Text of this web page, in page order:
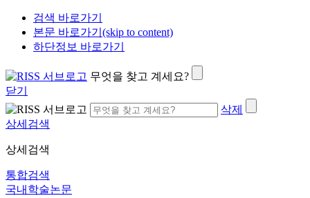
검색 바로가기
본문 바로가기(skip to content)
하단정보 바로가기
무엇을 찾고 계세요?
닫기
삭제
상세검색
상세검색
통합검색
국내학술논문